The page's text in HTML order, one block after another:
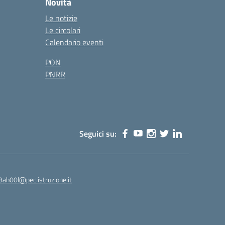
Le notizie
Le circolari
Calendario eventi
PON
PNRR
Seguici su: